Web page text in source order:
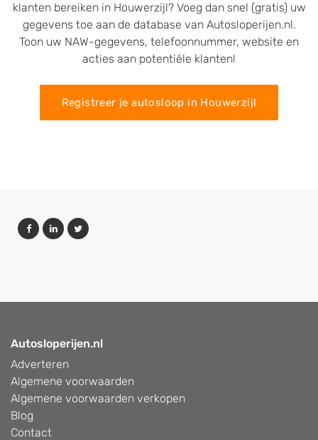
klanten bereiken in Houwerzijl? Voeg dan snel (gratis) uw
gegevens toe aan de database van Autosloperijen.nl.
Toon uw NAW-gegevens, telefoonnummer, website en
acties aan potentiële klanten!
Registreer je autosloop in Houwerzijl
Autosloperijen.nl
Adverteren
Algemene voorwaarden
Algemene voorwaarden verkopen
Blog
Contact